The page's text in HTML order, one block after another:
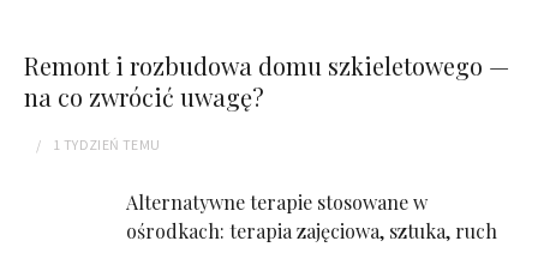
Remont i rozbudowa domu szkieletowego —
na co zwrócić uwagę?
1 TYDZIEŃ TEMU
Alternatywne terapie stosowane w
ośrodkach: terapia zajęciowa, sztuka, ruch